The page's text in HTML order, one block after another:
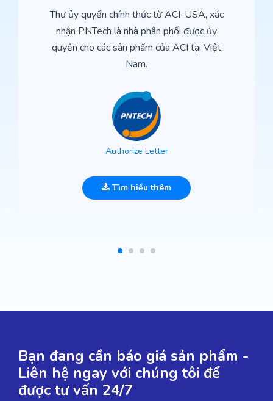
Thư ủy quyền chính thức từ ACI-USA, xác
nhận PNTech là nhà phân phối được ủy
quyền cho các sản phẩm của ACI tại Việt
Nam.
Authorize Letter
Tìm hiểu thêm
Bạn đang cần báo giá sản phẩm -
Liên hệ ngay với chúng tôi để
được tư vấn 24/7